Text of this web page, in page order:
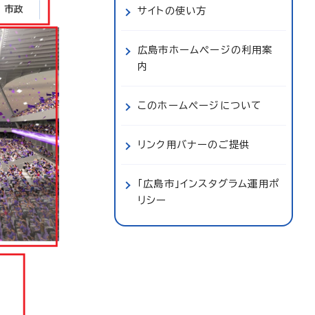
サイトの使い方
広島市ホームページの利用案
内
このホームページについて
リンク用バナーのご提供
「広島市」インスタグラム運用ポ
リシー